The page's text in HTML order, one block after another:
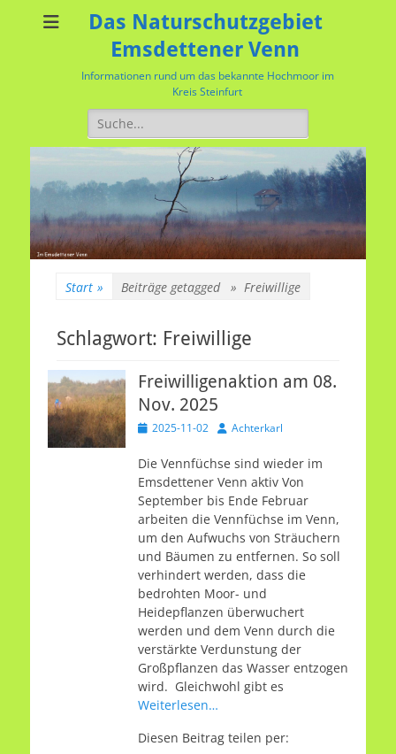
Das Naturschutzgebiet
Emsdettener Venn
Informationen rund um das bekannte Hochmoor im
Kreis Steinfurt
Suchen
nach:
Start » Beiträge getagged » Freiwillige
Schlagwort: Freiwillige
Freiwilligenaktion am 08.
Nov. 2025
Veröffentlicht
2025-11-02 AutorAchterkarl
Die Vennfüchse sind wieder im
Emsdettener Venn aktiv Von
September bis Ende Februar
arbeiten die Vennfüchse im Venn,
um den Aufwuchs von Sträuchern
und Bäumen zu entfernen. So soll
verhindert werden, dass die
bedrohten Moor- und
Heidepflanzen überwuchert
werden und dem Venn durch die
verstärkte Verdunstung der
Großpflanzen das Wasser entzogen
wird. Gleichwohl gibt es
Weiterlesen…
Diesen Beitrag teilen per: